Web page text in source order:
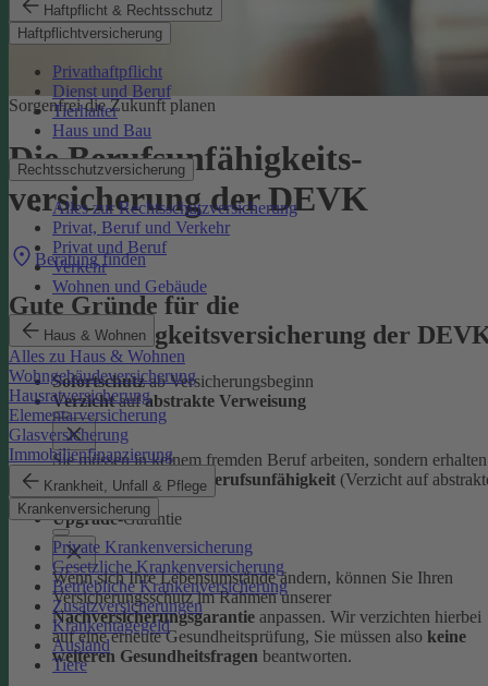
Haftpflicht & Rechtsschutz
Haftpflichtversicherung
Privathaftpflicht
Dienst und Beruf
Tierhalter
Haus und Bau
Rechtsschutzversicherung
Alles zur Rechtsschutzversicherung
Privat, Beruf und Verkehr
Privat und Beruf
Verkehr
Wohnen und Gebäude
Haus & Wohnen
Alles zu Haus & Wohnen
Wohngebäudeversicherung
Hausratversicherung
Elementarversicherung
Glasversicherung
Immobilienfinanzierung
Krankheit, Unfall & Pflege
Krankenversicherung
Private Krankenversicherung
Gesetzliche Krankenversicherung
Betriebliche Krankenversicherung
Zusatzversicherungen
Krankentagegeld
Ausland
Tiere
Sorgenfrei die Zukunft planen
Die Berufsunfähigkeits­
versicherung der DEVK
Beratung finden
Gute Gründe für die
Berufsunfähigkeitsversicherung der
Sofortschutzab Versicherungsbeginn
Verzichtaufabstrakte Verweisung
Sie müssen in keinem fremden Beruf arbeiten, sondern erhalten
volle Leistungen bei Berufsunfähigkeit (Verzicht auf
Verweisung).
Upgrade-Garantie
Wenn sich Ihre Lebensumstände ändern, können Sie Ihren
Versicherungsschutz im Rahmen unserer
Nachversicherungsgarantie anpassen. Wir verzichten hierbei
auf eine erneute Gesundheitsprüfung, Sie müssen also keine
weiteren Gesundheitsfragen beantworten.